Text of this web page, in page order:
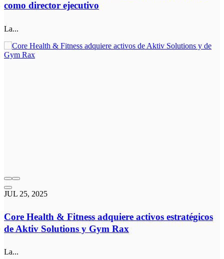
como director ejecutivo
La...
JUL 25, 2025
Core Health & Fitness adquiere activos estratégicos
de Aktiv Solutions y Gym Rax
La...